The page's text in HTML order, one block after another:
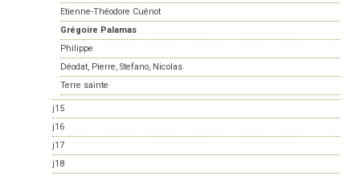
Etienne-Théodore Cuénot
Grégoire Palamas
Philippe
Déodat, Pierre, Stefano, Nicolas
Terre sainte
j15
j16
j17
j18